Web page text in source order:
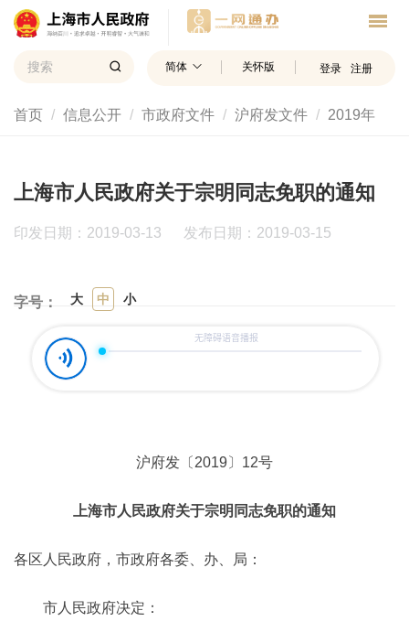
简体 关怀版 登录 注册
首页 信息公开 市政府文件 沪府发文件 2019年
上海市人民政府关于宗明同志免职的通知
印发日期：2019-03-13 发布日期：2019-03-15
字号： 大 中 小
沪府发〔2019〕12号
上海市人民政府关于宗明同志免职的通知
各区人民政府，市政府各委、办、局：
市人民政府决定：